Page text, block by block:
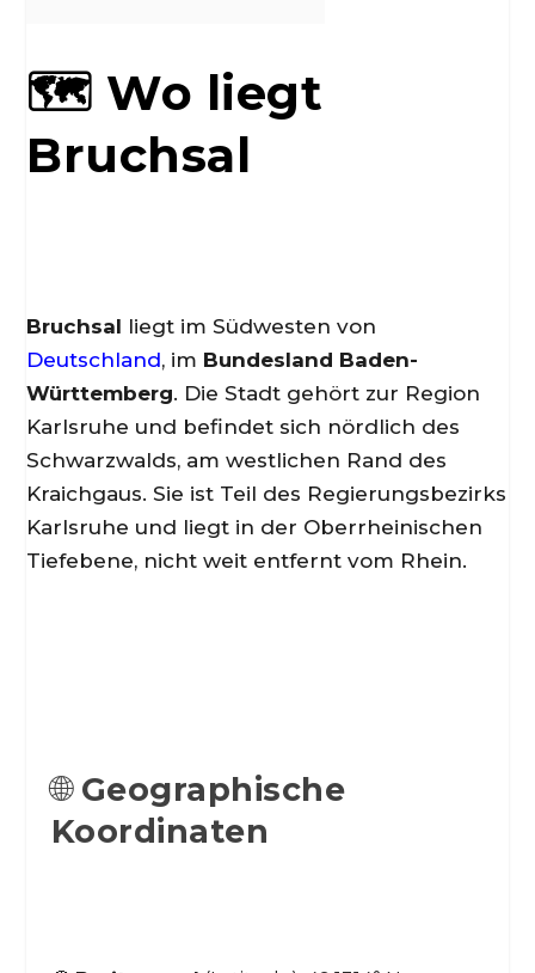
🗺️ Wo liegt
Bruchsal
Bruchsal liegt im Südwesten von
Deutschland, im Bundesland Baden-
Württemberg. Die Stadt gehört zur Region
Karlsruhe und befindet sich nördlich des
Schwarzwalds, am westlichen Rand des
Kraichgaus. Sie ist Teil des Regierungsbezirks
Karlsruhe und liegt in der Oberrheinischen
Tiefebene, nicht weit entfernt vom Rhein.
🌐 Geographische
Koordinaten